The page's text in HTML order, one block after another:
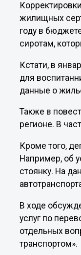
жилищных
году в
сиротам,
Кстати, в
для
данные о
Также в
регионе. В
Кроме того,
Например, об
стоянку. На
В ходе
услуг по
отдельных
транспортом».